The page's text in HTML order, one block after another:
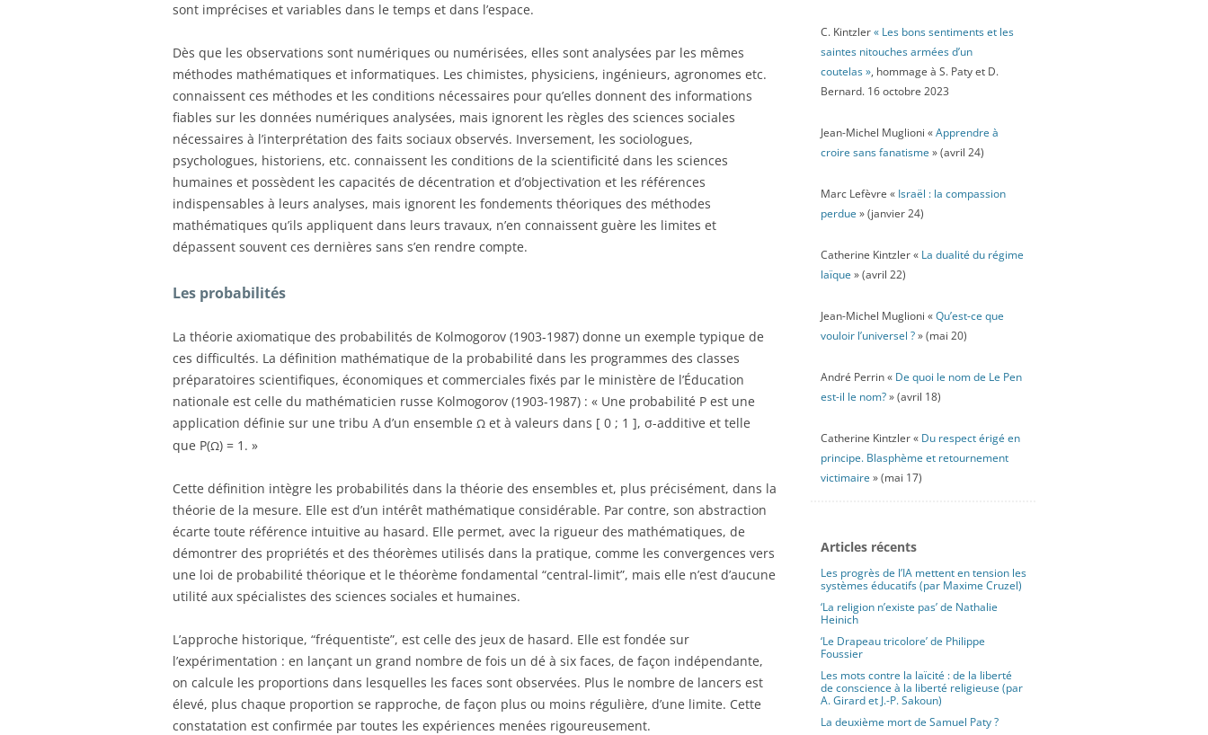
sont imprécises et variables dans le temps et dans l’espace.
Dès que les observations sont numériques ou numérisées, elles sont analysées par les mêmes
méthodes mathématiques et informatiques. Les chimistes, physiciens, ingénieurs, agronomes etc.
connaissent ces méthodes et les conditions nécessaires pour qu’elles donnent des informations
fiables sur les données numériques analysées, mais ignorent les règles des sciences sociales
nécessaires à l’interprétation des faits sociaux observés. Inversement, les sociologues,
psychologues, historiens, etc. connaissent les conditions de la scientificité dans les sciences
humaines et possèdent les capacités de décentration et d’objectivation et les références
indispensables à leurs analyses, mais ignorent les fondements théoriques des méthodes
mathématiques qu’ils appliquent dans leurs travaux, n’en connaissent guère les limites et
dépassent souvent ces dernières sans s’en rendre compte.
Les probabilités
La théorie axiomatique des probabilités de Kolmogorov (1903-1987) donne un exemple typique de
ces difficultés. La définition mathématique de la probabilité dans les programmes des classes
préparatoires scientifiques, économiques et commerciales fixés par le ministère de l’Éducation
nationale est celle du mathématicien russe Kolmogorov (1903-1987) : « Une probabilité P est une
application définie sur une tribu A d’un ensemble Ω et à valeurs dans [ 0 ; 1 ], σ-additive et telle
que P(Ω) = 1. »
Cette définition intègre les probabilités dans la théorie des ensembles et, plus précisément, dans la
théorie de la mesure. Elle est d’un intérêt mathématique considérable. Par contre, son abstraction
écarte toute référence intuitive au hasard. Elle permet, avec la rigueur des mathématiques, de
démontrer des propriétés et des théorèmes utilisés dans la pratique, comme les convergences vers
une loi de probabilité théorique et le théorème fondamental “central-limit”, mais elle n’est d’aucune
utilité aux spécialistes des sciences sociales et humaines.
L’approche historique, “fréquentiste”, est celle des jeux de hasard. Elle est fondée sur
l’expérimentation : en lançant un grand nombre de fois un dé à six faces, de façon indépendante,
on calcule les proportions dans lesquelles les faces sont observées. Plus le nombre de lancers est
élevé, plus chaque proportion se rapproche, de façon plus ou moins régulière, d’une limite. Cette
constatation est confirmée par toutes les expériences menées rigoureusement.
C. Kintzler« Les bons sentiments et les
saintes nitouches armées d’un
coutelas », hommage à S. Paty et D.
Bernard. 16 octobre 2023
Jean-Michel Muglioni «Apprendre à
croire sans fanatisme » (avril 24)
Marc Lefèvre « Israël : la compassion
perdue » (janvier 24)
Catherine Kintzler « La dualité du régime
laïque » (avril 22)
Jean-Michel Muglioni «Qu’est-ce que
vouloir l’universel ?» (mai 20)
André Perrin « De quoi le nom de Le Pen
est-il le nom?» (avril 18)
Catherine Kintzler « Du respect érigé en
principe. Blasphème et retournement
victimaire » (mai 17)
Articles récents
Les progrès de l’IA mettent en tension les
systèmes éducatifs (par Maxime Cruzel)
‘La religion n’existe pas’ de Nathalie
Heinich
‘Le Drapeau tricolore’ de Philippe
Foussier
Les mots contre la laïcité : de la liberté
de conscience à la liberté religieuse (par
A. Girard et J.-P. Sakoun)
La deuxième mort de Samuel Paty ?